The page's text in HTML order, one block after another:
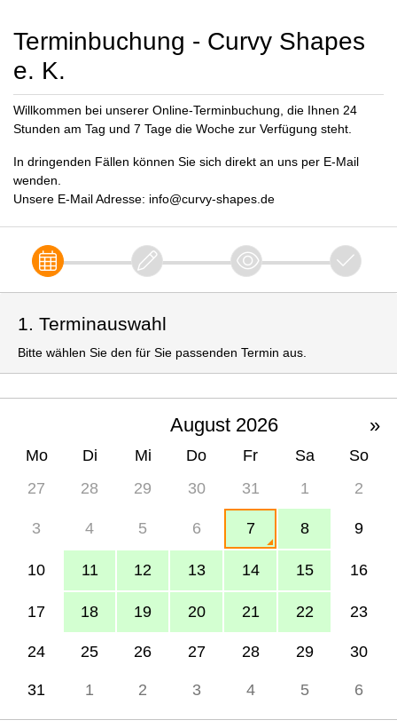
Terminbuchung - Curvy Shapes
e. K.
Willkommen bei unserer Online-Terminbuchung, die Ihnen 24
Stunden am Tag und 7 Tage die Woche zur Verfügung steht.
In dringenden Fällen können Sie sich direkt an uns per E-Mail
wenden.
Unsere E-Mail Adresse: info@curvy-shapes.de
1. Terminauswahl
Bitte wählen Sie den für Sie passenden Termin aus.
August 2026 »
Mo Di Mi Do Fr Sa
So
27
28 29 30 31 1 2
3 4 5 6 7 8 9
10 11 12 13 14 15 16
17 18 19 20 21 22 23
24 25 26 27 28 29 30
31 1 2 3 4 5 6